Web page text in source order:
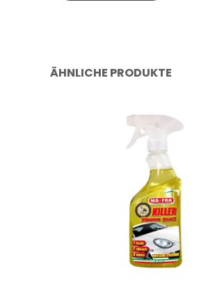
Antwort: Auf LCD-
dann vorsichtig über den
Frage: Ist ein pH-
Antwort: Ein pH-neutrales
optimales Ergebnis ein
Frage: Kann Ma-Fra Split
Antwort: Ma-Fra Split Eco
ÄHNLICHE PRODUKTE